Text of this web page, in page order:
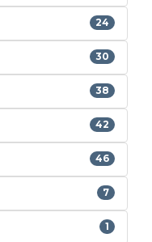
24
30
38
42
46
7
1